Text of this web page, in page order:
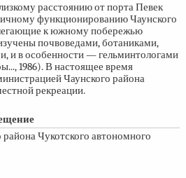
расстоянию от порта Певек
функционированию Чаунского
к южному побережью
почвоведами, ботаниками,
и в особенности — гельминтологами
1986). В настоящее время
Чаунского района
рекреации.
Чукотского автономного